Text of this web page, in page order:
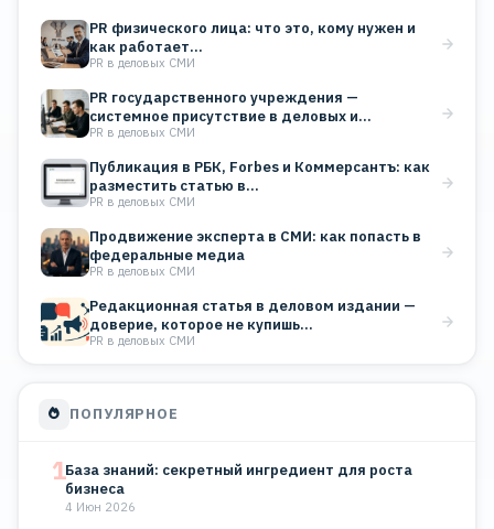
PR физического лица: что это, кому нужен и
как работает…
PR в деловых СМИ
PR государственного учреждения —
системное присутствие в деловых и
отраслевых…
PR в деловых СМИ
Публикация в РБК, Forbes и Коммерсантъ: как
разместить статью в…
PR в деловых СМИ
Продвижение эксперта в СМИ: как попасть в
федеральные медиа
PR в деловых СМИ
Редакционная статья в деловом издании —
доверие, которое не купишь…
PR в деловых СМИ
ПОПУЛЯРНОЕ
1База знаний: секретный ингредиент для роста
бизнеса
4 Июн 2026